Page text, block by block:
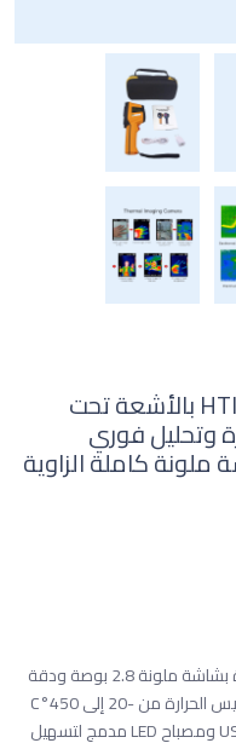
كاميرا تصوير حراري HTI HT-04D بالأشعة تحت
وتحليل فوري
كاملة الزاوية
كاميرا التصوير الحراري HTI HT-04D مزودة بشاشة ملونة 2.8 بوصة ودقة
حرارية 120×160 لعرض الصور بوضوح، تقيس الحرارة من -20 إلى 450°C
بدقة عالية، مع بطارية قابلة للشحن عبر USB ومصباح LED مدمج لتسهيل